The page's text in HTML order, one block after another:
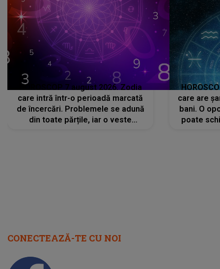
HOROSCOP 7 august 2026. Zodia
care intră într-o perioadă marcată
de încercări. Problemele se adună
din toate părțile, iar o veste
care are
bani. O
poate
CONECTEAZĂ-TE CU NOI